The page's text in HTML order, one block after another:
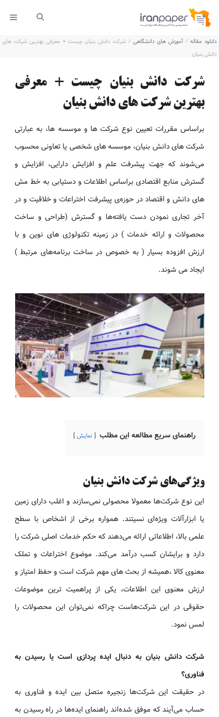
پرش
محتوا
دانلود مقاله/آموزش های دانشگاهی/ شرکت دانش بنیان چیست + معرفی بهترین شرکت های
دانش بنیان
شرکت دانش بنیان چیست + معرفی
بهترین شرکت های دانش بنیان
براساس مقررات تعیین نوع شرکت ها و موسسه ها، به عبارتی
شرکت های دانش بنیان، موسسه های شخصی یا تعاونی محسوب
می‌شوند که جهت پیشرفت علم و افزایش دارایی، افزایش و
گسترش منابع اقتصادی براساس اطلاعات و دستیابی به خط مش
های دانش و اقتصاد در حوزه‌ی پیشرفت اختراعات و خلاقیت و در
آخر تجاری نمودن دست یافته‌ها و گسترش (طراحی و ساخت
محصولات و ارائه خدمات ) در زمینه تکنولوژی های نوین و با
ارزش افزوده بسیار ( به خصوص در ساخت برنامه‌های مرتبط )
ایجاد می شوند.
راهنمای سریع مطالعه این مطلب نمایش
ویژگی‌های شرکت دانش بنیان
این نوع شرکت‌ها معمولا محصولی نمی‌سازند و اغلب دارای زمین
یا ابزارآلات ویژه‌ای نسیتند. همواره برخی از اشخاص با سطح
علمی بالا، اطلاعاتی ارائه می‌دهند که حکم خدمات اصلی شرکت را
دارد و برایشان کسب درآمد می‌کند. موضوع اختراعات و تملک
معنوی کالا ،همیشه از بحث های مهم شرکت است و حفظ امتیاز و
ارزش معنوی این اطلاعات، یکی از پراهمیت ترین موضوعات
حقوقی در این شرکت‌هاست چراکه نمی‌توان این محصولات را
لمس نمود.
شرکت دانش بنیان به دنبال ایده پردازی است یا رسیدن به
فناوری؟
در حقیقت این شرکت‌ها زنجیره متصل بین ایده و فناوری به
حساب می‌آیند که موفق شده‌اند راهنمای ایده‌ها در راه رسیدن به